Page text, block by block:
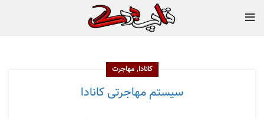
کانادا,مهاجرت
سیستم مهاجرتی کانادا